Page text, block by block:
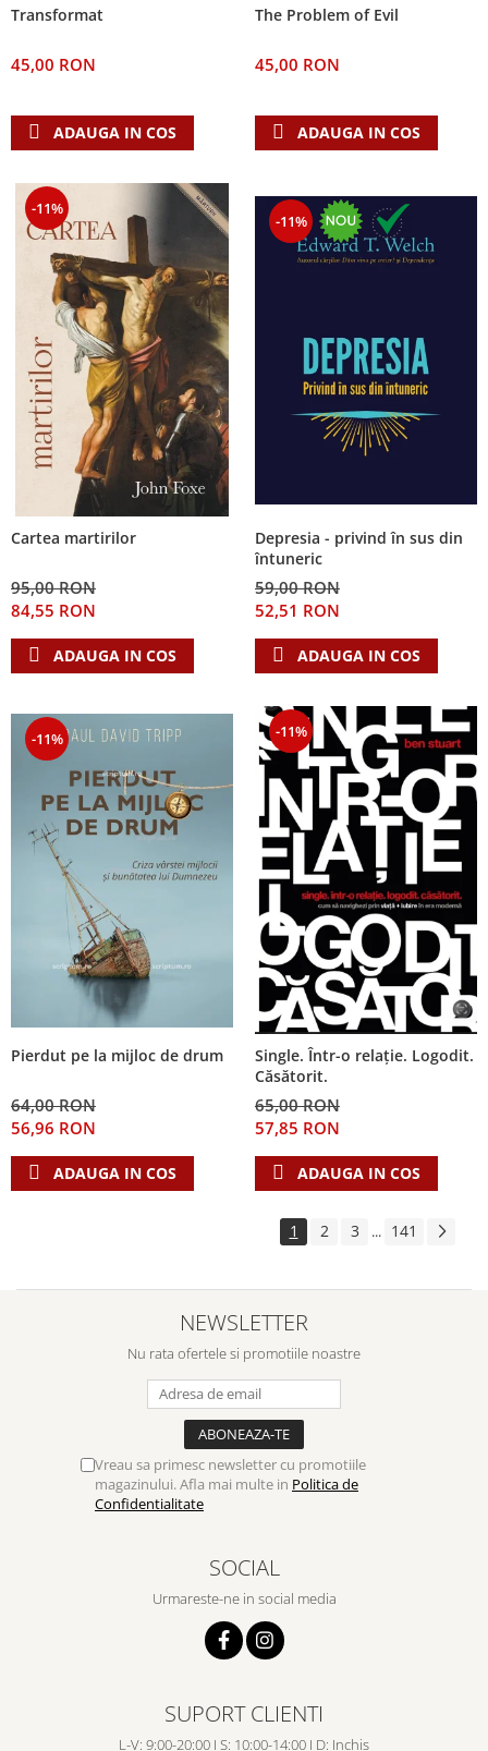
Transformat
45,00 RON
ADAUGA IN COS
The Problem of Evil
45,00 RON
ADAUGA IN COS
-11%
Cartea martirilor
95,00 RON
84,55 RON
ADAUGA IN COS
-11%
Depresia - privind în sus din
întuneric
59,00 RON
52,51 RON
ADAUGA IN COS
-11%
Pierdut pe la mijloc de drum
64,00 RON
56,96 RON
ADAUGA IN COS
-11%
Single. Într-o relație. Logodit.
Căsătorit.
65,00 RON
57,85 RON
ADAUGA IN COS
1 2 3 ... 141
NEWSLETTER
Nu rata ofertele si promotiile noastre
Vreau sa primesc newsletter cu promotiile
magazinului. Afla mai multe in Politica de
Confidentialitate
SOCIAL
Urmareste-ne in social media
SUPORT CLIENTI
L-V: 9:00-20:00 I S: 10:00-14:00 I D: Inchis